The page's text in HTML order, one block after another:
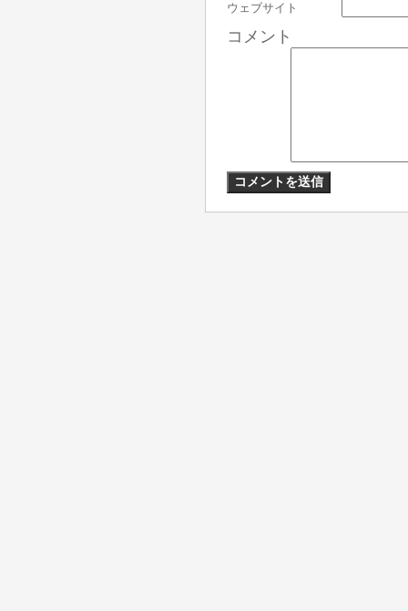
ウェブサイト
コメント